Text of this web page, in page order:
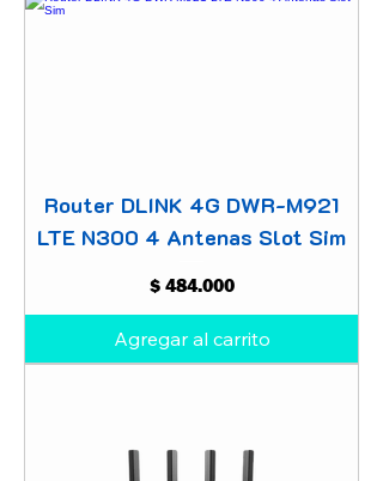
Router DLINK 4G DWR-M921
LTE N300 4 Antenas Slot Sim
Precio
$ 484.000
Agregar al carrito